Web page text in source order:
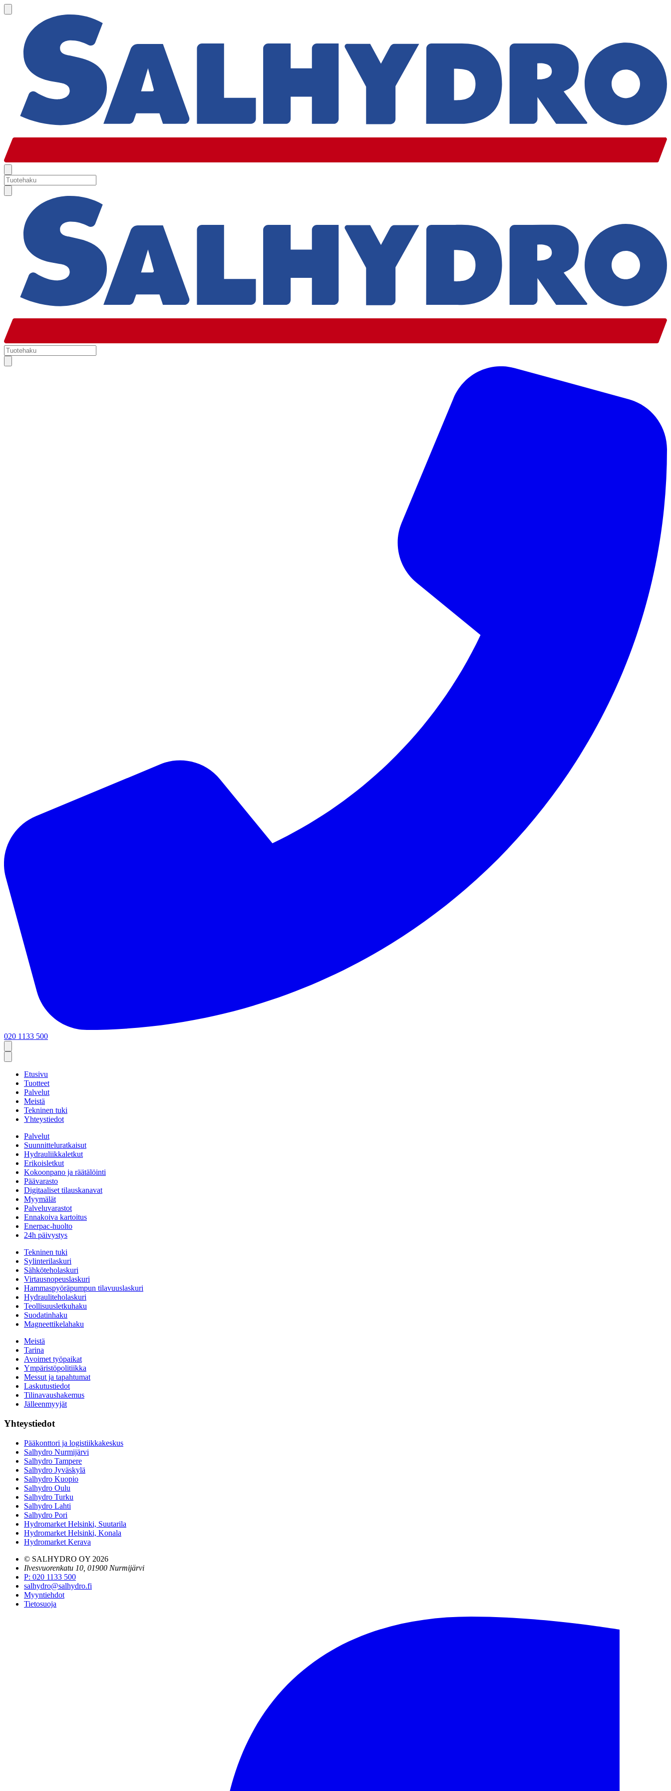
020 1133 500
Etusivu
Tuotteet
Palvelut
Meistä
Tekninen tuki
Yhteystiedot
Palvelut
Suunnitteluratkaisut
Hydrauliikkaletkut
Erikoisletkut
Kokoonpano ja räätälöinti
Päävarasto
Digitaaliset tilauskanavat
Myymälät
Palveluvarastot
Ennakoiva kartoitus
Enerpac-huolto
24h päivystys
Tekninen tuki
Sylinterilaskuri
Sähköteholaskuri
Virtausnopeuslaskuri
Hammaspyöräpumpun tilavuuslaskuri
Hydrauliteholaskuri
Teollisuusletkuhaku
Suodatinhaku
Magneettikelahaku
Meistä
Tarina
Avoimet työpaikat
Ympäristöpolitiikka
Messut ja tapahtumat
Laskutustiedot
Tilinavaushakemus
Jälleenmyyjät
Yhteystiedot
Pääkonttori ja logistiikkakeskus
Salhydro Nurmijärvi
Salhydro Tampere
Salhydro Jyväskylä
Salhydro Kuopio
Salhydro Oulu
Salhydro Turku
Salhydro Lahti
Salhydro Pori
Hydromarket Helsinki, Suutarila
Hydromarket Helsinki, Konala
Hydromarket Kerava
© SALHYDRO OY 2026
Ilvesvuorenkatu 10, 01900 Nurmijärvi
P: 020 1133 500
salhydro@salhydro.fi
Myyntiehdot
Tietosuoja